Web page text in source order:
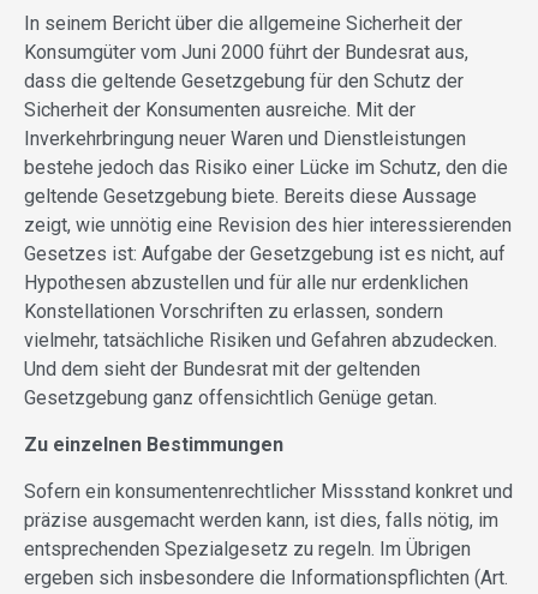
In seinem Bericht über die allgemeine Sicherheit der
Konsumgüter vom Juni 2000 führt der Bundesrat aus,
dass die geltende Gesetzgebung für den Schutz der
Sicherheit der Konsumenten ausreiche. Mit der
Inverkehrbringung neuer Waren und Dienstleistungen
bestehe jedoch das Risiko einer Lücke im Schutz, den die
geltende Gesetzgebung biete. Bereits diese Aussage
zeigt, wie unnötig eine Revision des hier interessierenden
Gesetzes ist: Aufgabe der Gesetzgebung ist es nicht, auf
Hypothesen abzustellen und für alle nur erdenklichen
Konstellationen Vorschriften zu erlassen, sondern
vielmehr, tatsächliche Risiken und Gefahren abzudecken.
Und dem sieht der Bundesrat mit der geltenden
Gesetzgebung ganz offensichtlich Genüge getan.
Zu einzelnen Bestimmungen
Sofern ein konsumentenrechtlicher Missstand konkret und
präzise ausgemacht werden kann, ist dies, falls nötig, im
entsprechenden Spezialgesetz zu regeln. Im Übrigen
ergeben sich insbesondere die Informationspflichten (Art.